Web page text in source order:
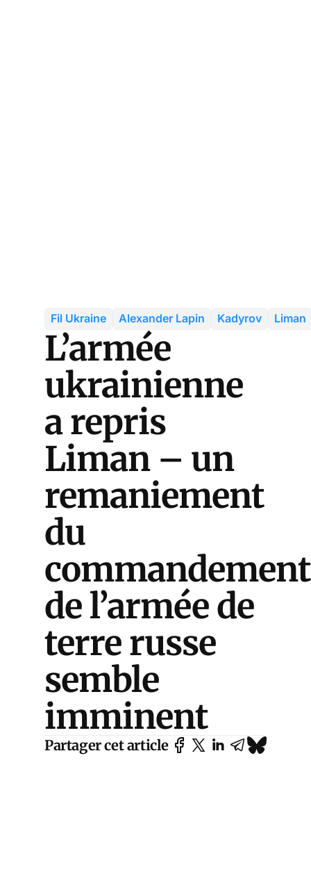
Fil Ukraine Alexander Lapin Kadyrov Liman
L’armée
ukrainienne
a repris
Liman – un
remaniement
du
commandement
de l’armée de
terre russe
semble
imminent
Partager cet article